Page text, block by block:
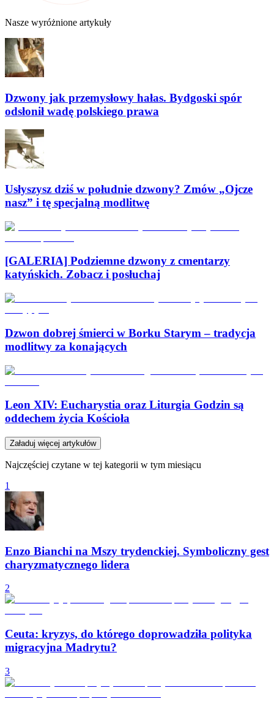
Nasze wyróżnione artykuły
Dzwony jak przemysłowy hałas. Bydgoski spór
odsłonił wadę polskiego prawa
Usłyszysz dziś w południe dzwony? Zmów „Ojcze
nasz” i tę specjalną modlitwę
[GALERIA] Podziemne dzwony z cmentarzy
katyńskich. Zobacz i posłuchaj
Dzwon dobrej śmierci w Borku Starym – tradycja
modlitwy za konających
Leon XIV: Eucharystia oraz Liturgia Godzin są
oddechem życia Kościoła
Załaduj więcej artykułów
Najczęściej czytane w tej kategorii w tym miesiącu
1
Enzo Bianchi na Mszy trydenckiej. Symboliczny gest
charyzmatycznego lidera
2
Ceuta: kryzys, do którego doprowadziła polityka
migracyjna Madrytu?
3